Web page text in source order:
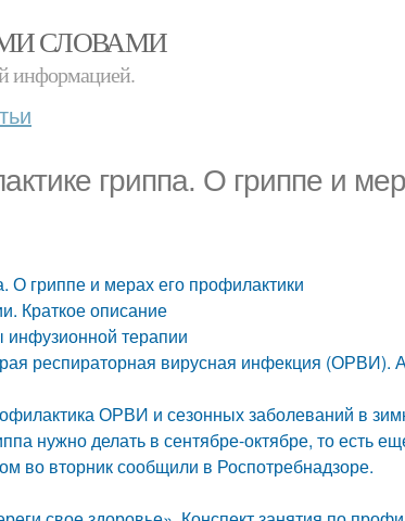
СЛОВАМИ
информацией.
гриппа. О гриппе и
О гриппе и мерах его профилактики
Краткое описание
терапии
респираторная вирусная инфекция (ОРВИ).
ОРВИ и сезонных заболеваний в
нужно делать в сентябре-октябре, то есть
во вторник сообщили в Роспотребнадзоре.